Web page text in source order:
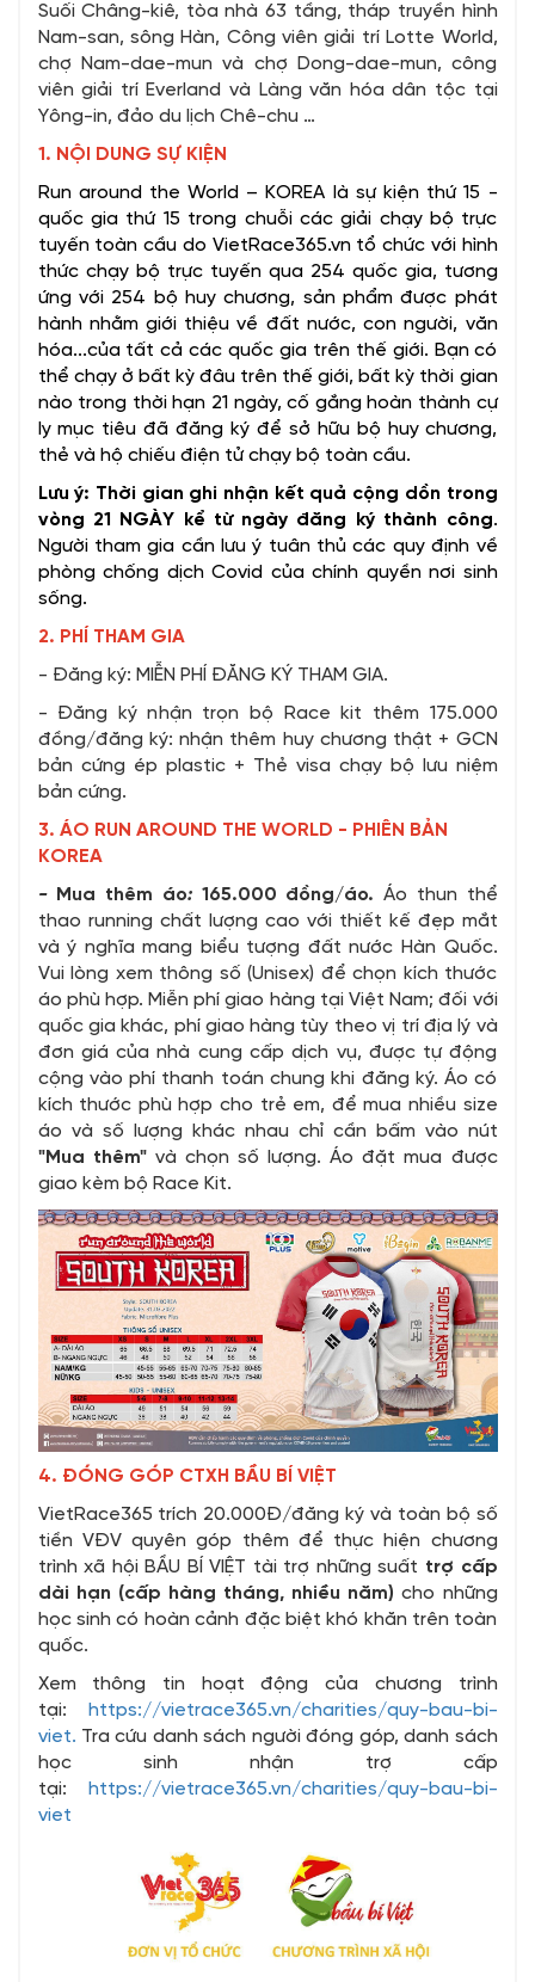
Suối Châng-kiê, tòa nhà 63 tầng, tháp truyền hình
Nam-san, sông Hàn, Công viên giải trí Lotte World,
chợ Nam-dae-mun và chợ Dong-dae-mun, công
viên giải trí Everland và Làng văn hóa dân tộc tại
Yông-in, đảo du lịch Chê-chu …
1. NỘI DUNG SỰ KIỆN
Run around the World – KOREA là sự kiện thứ 15 -
quốc gia thứ 15 trong chuỗi các giải chạy bộ trực
tuyến toàn cầu do VietRace365.vn tổ chức với hình
thức chạy bộ trực tuyến qua 254 quốc gia, tương
ứng với 254 bộ huy chương, sản phẩm được phát
hành nhằm giới thiệu về đất nước, con người, văn
hóa...của tất cả các quốc gia trên thế giới. Bạn có
thể chạy ở bất kỳ đâu trên thế giới, bất kỳ thời gian
nào trong thời hạn 21 ngày, cố gắng hoàn thành cự
ly mục tiêu đã đăng ký để sở hữu bộ huy chương,
thẻ và hộ chiếu điện tử chạy bộ toàn cầu.
Lưu ý: Thời gian ghi nhận kết quả cộng dồn trong
vòng 21 NGÀY kể từ ngày đăng ký thành công.
Người tham gia cần lưu ý tuân thủ các quy định về
phòng chống dịch Covid của chính quyền nơi sinh
sống.
2. PHÍ THAM GIA
- Đăng ký: MIỄN PHÍ ĐĂNG KÝ THAM GIA.
- Đăng ký nhận trọn bộ Race kit thêm 175.000
đồng/đăng ký: nhận thêm huy chương thật + GCN
bản cứng ép plastic + Thẻ visa chạy bộ lưu niệm
bản cứng.
3. ÁO RUN AROUND THE WORLD - PHIÊN BẢN
KOREA
- Mua thêm áo:165.000 đồng/áo. Áo thun thể
thao running chất lượng cao với thiết kế đẹp mắt
và ý nghĩa mang biểu tượng đất nước Hàn Quốc.
Vui lòng xem thông số (Unisex) để chọn kích thước
áo phù hợp. Miễn phí giao hàng tại Việt Nam; đối với
quốc gia khác, phí giao hàng tùy theo vị trí địa lý và
đơn giá của nhà cung cấp dịch vụ, được tự động
cộng vào phí thanh toán chung khi đăng ký. Áo có
kích thước phù hợp cho trẻ em, để mua nhiều size
áo và số lượng khác nhau chỉ cần bấm vào nút
"Mua thêm"và chọn số lượng. Áo đặt mua được
giao kèm bộ Race Kit.
4. ĐÓNG GÓP CTXH BẦU BÍ VIỆT
VietRace365 trích 20.000Đ/đăng ký và toàn bộ số
tiền VĐV quyên góp thêm để thực hiện chương
trình xã hội BẦU BÍ VIỆT tài trợ những suất trợ cấp
dài hạn (cấp hàng tháng, nhiều năm) cho những
học sinh có hoàn cảnh đặc biệt khó khăn trên toàn
quốc.
Xem thông tin hoạt động của chương trình
tại:
https://vietrace365.vn/charities/quy-bau-bi-
viet. Tra cứu danh sách người đóng góp, danh sách
học sinh nhận trợ cấp
tại:
https://vietrace365.vn/charities/quy-bau-bi-
viet